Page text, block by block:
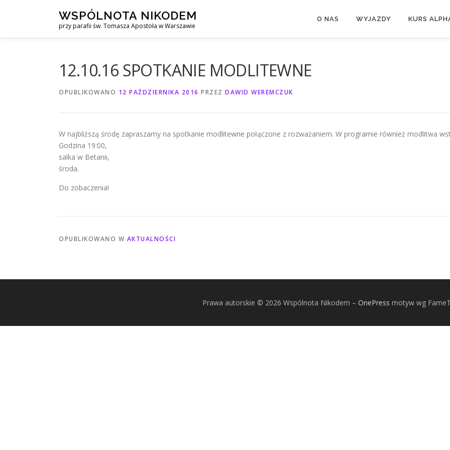
WSPÓLNOTA NIKODEM
przy parafii św. Tomasza Apostoła w Warszawie
O NAS WYJAZDY KURS
12.10.16 SPOTKANIE MODLITEWNE
OPUBLIKOWANO 12 PAŹDZIERNIKA 2016 PRZEZ DAWID WEREMCZUK
W najbliższą środę zapraszamy na spotkanie modlitewne połączone z rozważaniem. W programie również modlitwa
Godzina 19:00,
salka w Betanii,
środa.
Do zobaczenia!
OPUBLIKOWANO W AKTUALNOŚCI
Prawa autorskie © 2026 Wspólnota Nikodem – OnePress motyw wg